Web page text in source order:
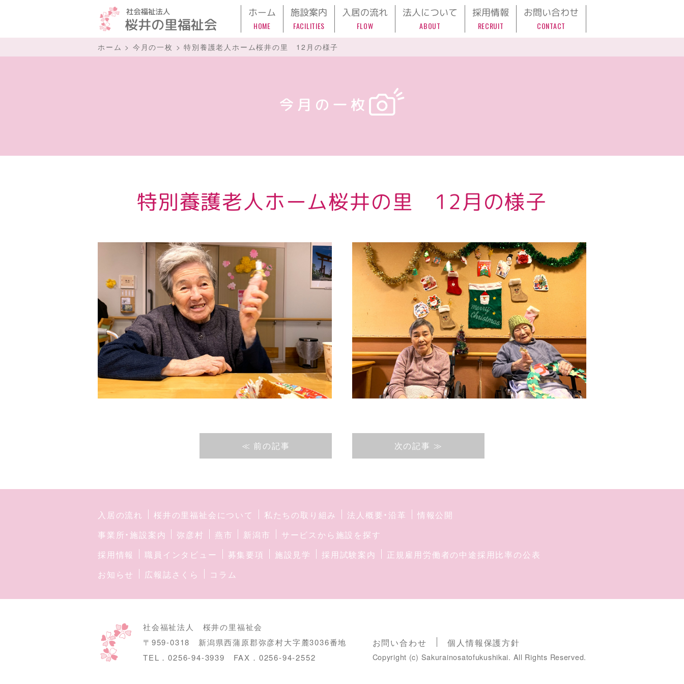
ホーム
HOME
施設案内
FACILITIES
入居の流れ
FLOW
法人について
ABOUT
採用情報
RECRUIT
お問い合わせ
CONTACT
ホーム > 今月の一枚 >特別養護老人ホーム桜井の里 12月の様子
今月の一枚
特別養護老人ホーム桜井の里 12月の様子
≪ 前の記事 次の記事 ≫
入居の流れ 桜井の里福祉会について 私たちの取り組み 法人概要・沿革
情報公開
事業所・施設案内
弥彦村 燕市 新潟市
サービスから施設を探す
採用情報
職員インタビュー 募集要項 施設見学 採用試験案内
正規雇用労働者の中途採用比率の公表
お知らせ
広報誌さくら コラム
社会福祉法人 桜井の里福祉会
〒959-0318 新潟県西蒲原郡弥彦村大字麓3036番地
TEL．0256-94-3939 FAX．0256-94-2552
お問い合わせ 個人情報保護方針
Copyright (c) Sakurainosatofukushikai. All Rights Reserved.